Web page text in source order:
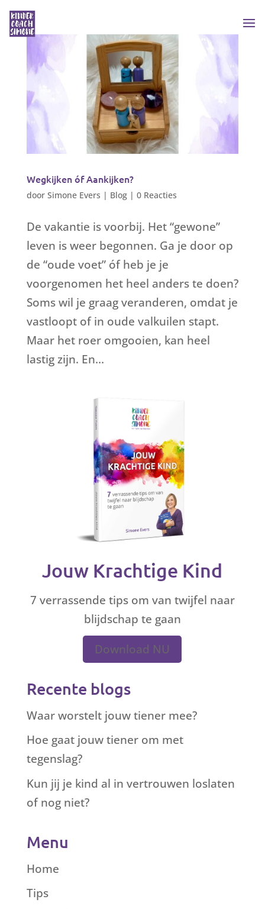
Wegkijken óf Aankijken?
door Simone Evers | Blog| 0 Reacties
De vakantie is voorbij. Het “gewone”
leven is weer begonnen. Ga je door op
de “oude voet” óf heb je je
voorgenomen het heel anders te doen?
Soms wil je graag veranderen, omdat je
vastloopt of in oude valkuilen stapt.
Maar het roer omgooien, kan heel
lastig zijn. En...
Jouw Krachtige Kind
7 verrassende tips om van twijfel naar
blijdschap te gaan
Download NU
Recente blogs
Waar worstelt jouw tiener mee?
Hoe gaat jouw tiener om met
tegenslag?
Kun jij je kind al in vertrouwen loslaten
of nog niet?
Menu
Home
Tips